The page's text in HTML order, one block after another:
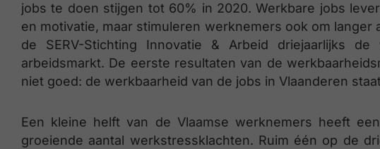
jobs te doen stijgen tot 60% in 2020. Werkbare jobs
en motivatie, maar stimuleren werknemers ook om langer
de SERV-Stichting Innovatie & Arbeid driejaarlijks de
arbeidsmarkt. De eerste resultaten van de
niet goed: de werkbaarheid van de jobs in Vlaanderen
Een kleine helft van de Vlaamse werknemers heeft
groeiende aantal werkstressklachten. Ruim één op de